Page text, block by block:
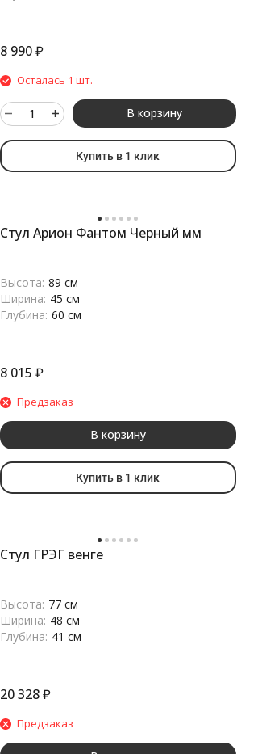
8 990 ₽
Осталась 1 шт.
В корзину
Купить в 1 клик
Стул Арион Фантом Черный мм
Высота: 89 см
Ширина: 45 см
Глубина: 60 см
8 015 ₽
Предзаказ
В корзину
Купить в 1 клик
Стул ГРЭГ венге
Высота: 77 см
Ширина: 48 см
Глубина: 41 см
20 328 ₽
Предзаказ